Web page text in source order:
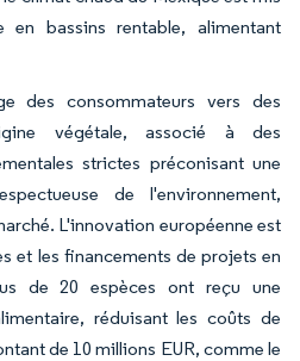
bassins rentable, alimentant
des consommateurs vers des
végétale, associé à des
strictes préconisant une
de l'environnement,
L'innovation européenne est
et les financements de projets en
de 20 espèces ont reçu une
réduisant les coûts de
de 10 millions EUR, comme le